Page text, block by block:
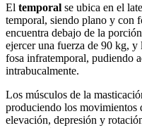
El temporal se ubica en el
temporal, siendo plano y con
encuentra debajo de la
ejercer una fuerza de 90 kg, y
fosa infratemporal, pudiendo
intrabucalmente.
Los músculos de la
produciendo los movimientos
elevación, depresión y